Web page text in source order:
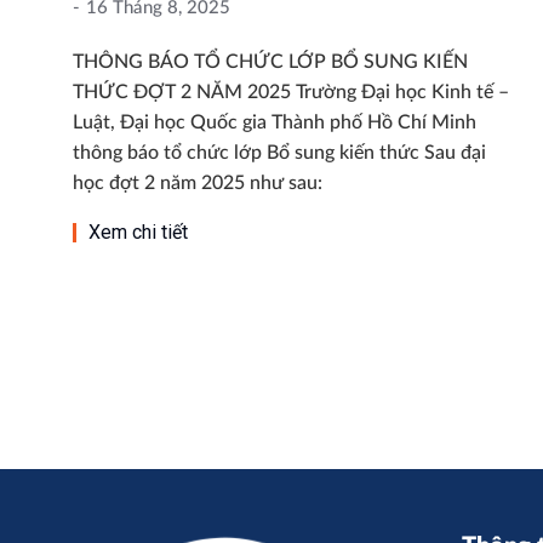
16 Tháng 8, 2025
THÔNG BÁO TỔ CHỨC LỚP BỔ SUNG KIẾN
THỨC ĐỢT 2 NĂM 2025 Trường Đại học Kinh tế –
Luật, Đại học Quốc gia Thành phố Hồ Chí Minh
thông báo tổ chức lớp Bổ sung kiến thức Sau đại
học đợt 2 năm 2025 như sau:
Xem chi tiết